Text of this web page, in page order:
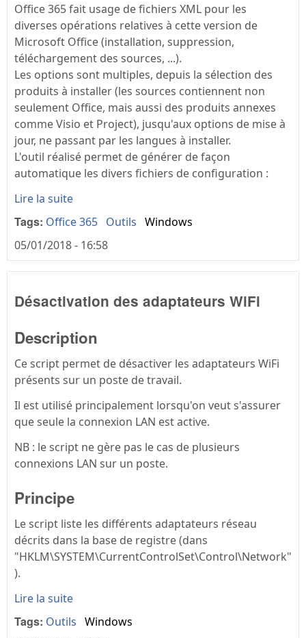
Office 365 fait usage de fichiers XML pour les
diverses opérations relatives à cette version de
Microsoft Office (installation, suppression,
téléchargement des sources, ...).
Les options sont multiples, depuis la sélection des
produits à installer (les sources contiennent non
seulement Office, mais aussi des produits annexes
comme Visio et Project), jusqu'aux options de mise à
jour, ne passant par les langues à installer.
L'outil réalisé permet de générer de façon
automatique les divers fichiers de configuration :
Lire la suite
Tags: Office 365 Outils Windows
05/01/2018 - 16:58
Désactivation des adaptateurs WiFi
Description
Ce script permet de désactiver les adaptateurs WiFi
présents sur un poste de travail.
Il est utilisé principalement lorsqu'on veut s'assurer
que seule la connexion LAN est active.
NB : le script ne gère pas le cas de plusieurs
connexions LAN sur un poste.
Principe
Le script liste les différents adaptateurs réseau
décrits dans la base de registre (dans
"HKLM\SYSTEM\CurrentControlSet\Control\Network"
).
Lire la suite
Tags: Outils Windows